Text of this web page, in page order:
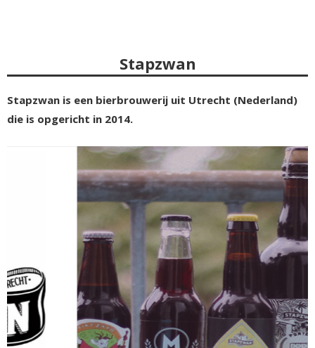
Stapzwan
Stapzwan is een bierbrouwerij uit Utrecht (Nederland)
die is opgericht in 2014.